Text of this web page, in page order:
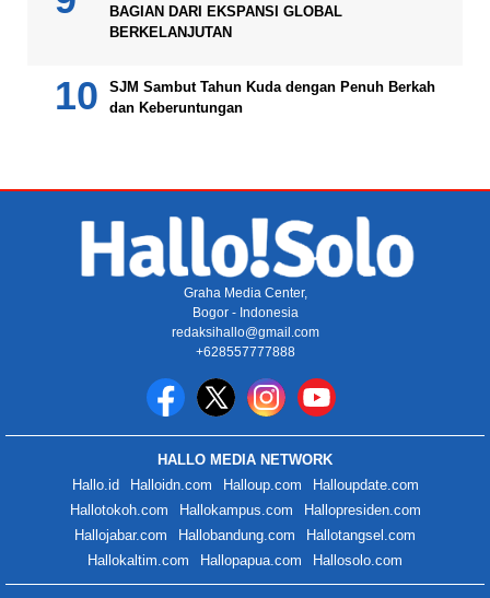
BAGIAN DARI EKSPANSI GLOBAL
BERKELANJUTAN
SJM Sambut Tahun Kuda dengan Penuh Berkah
dan Keberuntungan
Graha Media Center,
Bogor - Indonesia
redaksihallo@gmail.com
+628557777888
HALLO MEDIA NETWORK
Hallo.id
Halloidn.com Halloup.com
Halloupdate.com
Hallotokoh.com
Hallokampus.com
Hallopresiden.com
Hallojabar.com
Hallobandung.com
Hallotangsel.com
Hallokaltim.com
Hallopapua.com Hallosolo.com